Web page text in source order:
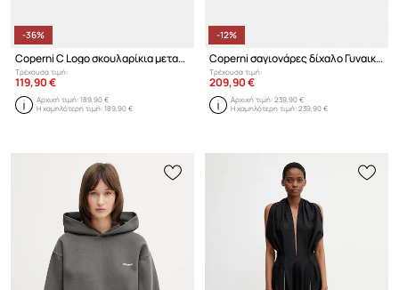
-36%
Coperni C Logo σκουλαρίκια μεταλλικά γυναικεία
Τρέχουσα τιμή:
119,90 €
Αρχική τιμή:189,90 €
Η χαμηλότερη τιμή:189,90 €
-12%
Coperni σαγιονάρες δίχαλο Γυναικεία
Τρέχουσα τιμή:
209,90 €
Αρχική τιμή:239,90 €
Η χαμηλότερη τιμή:239,90 €